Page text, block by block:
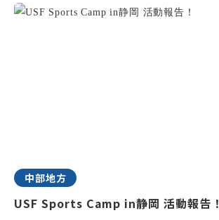
中部地方
USF Sports Camp in静岡 活動報告！